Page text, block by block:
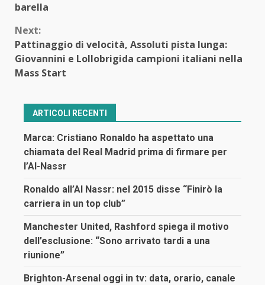
Reading
barella
Next:
Pattinaggio di velocità, Assoluti pista lunga:
Giovannini e Lollobrigida campioni italiani nella
Mass Start
ARTICOLI RECENTI
Marca: Cristiano Ronaldo ha aspettato una
chiamata del Real Madrid prima di firmare per
l’Al-Nassr
Ronaldo all’Al Nassr: nel 2015 disse “Finirò la
carriera in un top club”
Manchester United, Rashford spiega il motivo
dell’esclusione: “Sono arrivato tardi a una
riunione”
Brighton-Arsenal oggi in tv: data, orario, canale